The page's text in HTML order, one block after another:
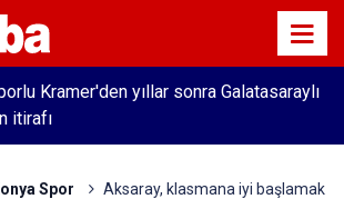
Kramer'den yıllar sonra Galatasaraylı
itirafı
Spor
Aksaray, klasmana iyi başlamak